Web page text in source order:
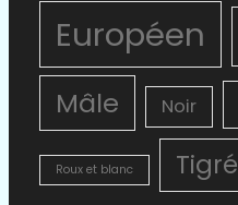
Européen
Mâle Noir
Roux et blanc Tigré